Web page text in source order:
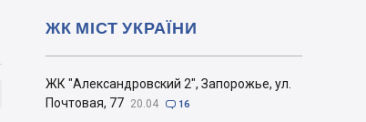
ЖК "Александровский 2", Запорожье, ул.
Почтовая, 77 20.04  16
ЖК МІСТ УКРАЇНИ